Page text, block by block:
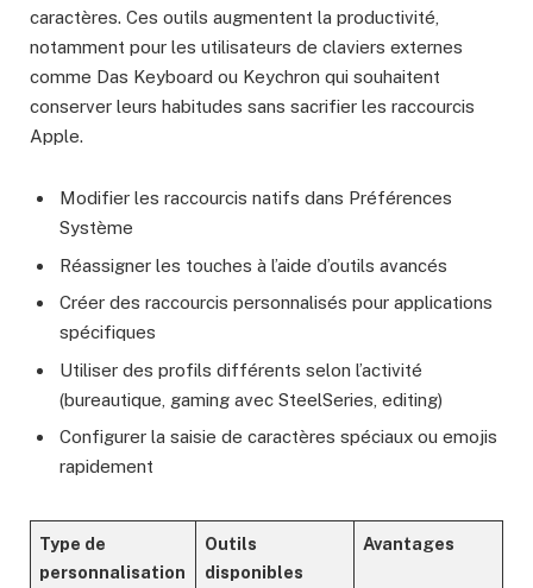
caractères. Ces outils augmentent la productivité,
notamment pour les utilisateurs de claviers externes
comme Das Keyboard ou Keychron qui souhaitent
conserver leurs habitudes sans sacrifier les raccourcis
Apple.
Modifier les raccourcis natifs dans Préférences
Système
Réassigner les touches à l’aide d’outils avancés
Créer des raccourcis personnalisés pour applications
spécifiques
Utiliser des profils différents selon l’activité
(bureautique, gaming avec SteelSeries, editing)
Configurer la saisie de caractères spéciaux ou emojis
rapidement
Type de
personnalisation
Outils
disponibles
Avantages